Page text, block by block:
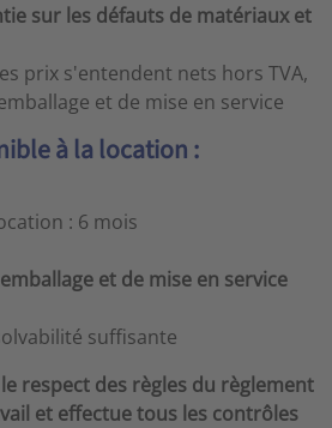
sur les défauts de matériaux et
prix s'entendent nets hors TVA,
et de mise en service
à la location :
: 6 mois
et de mise en service
suffisante
respect des règles du règlement
et effectue tous les contrôles